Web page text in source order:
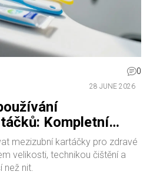
0
28 JUNE 2026
Kompletní
mezizubní kartáčky pro zdravé
velikosti, technikou čištění a
nit.